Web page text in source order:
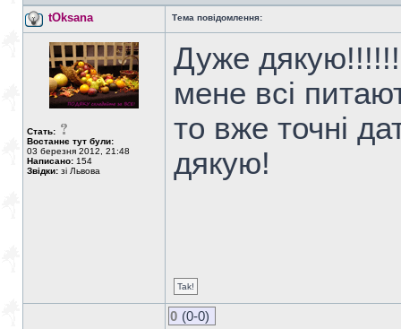
tOksana Тема повідомлення:
Стать:
Востаннє тут були:
03 березня 2012, 21:48
Написано: 154
Звідки: зі Львова
Дуже
мене всі
то вже точні
дякую!
Tak!
0 (0-0)